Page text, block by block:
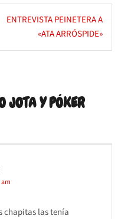
ENTREVISTA PEINETERA A
«ATA ARRÓSPIDE»
JOTA Y PÓKER
chapitas las tenía